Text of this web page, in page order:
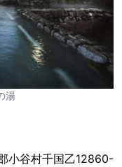
湯
谷村千国乙12860-